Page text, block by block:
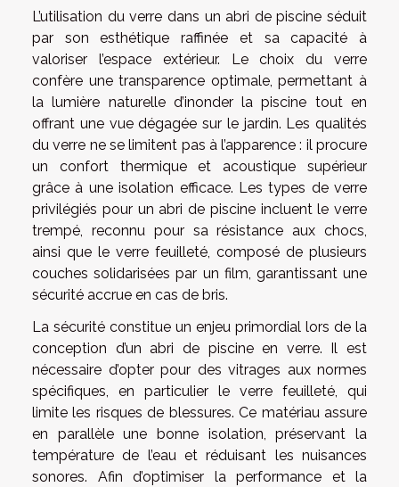
L’utilisation du verre dans un abri de piscine séduit
par son esthétique raffinée et sa capacité à
valoriser l’espace extérieur. Le choix du verre
confère une transparence optimale, permettant à
la lumière naturelle d’inonder la piscine tout en
offrant une vue dégagée sur le jardin. Les qualités
du verre ne se limitent pas à l’apparence : il procure
un confort thermique et acoustique supérieur
grâce à une isolation efficace. Les types de verre
privilégiés pour un abri de piscine incluent le verre
trempé, reconnu pour sa résistance aux chocs,
ainsi que le verre feuilleté, composé de plusieurs
couches solidarisées par un film, garantissant une
sécurité accrue en cas de bris.
La sécurité constitue un enjeu primordial lors de la
conception d’un abri de piscine en verre. Il est
nécessaire d’opter pour des vitrages aux normes
spécifiques, en particulier le verre feuilleté, qui
limite les risques de blessures. Ce matériau assure
en parallèle une bonne isolation, préservant la
température de l’eau et réduisant les nuisances
sonores. Afin d’optimiser la performance et la